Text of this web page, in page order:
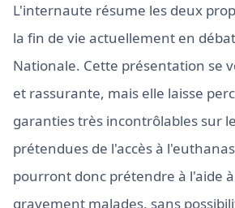
L'internaute résume les deux
la fin de vie actuellement en
Nationale. Cette présentation se
et rassurante, mais elle laisse
garanties très incontrôlables sur
prétendues de l'accès à
pourront donc prétendre à l'aide
gravement malades, sans